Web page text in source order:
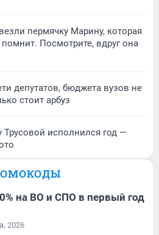
пермячку Марину, которая
Посмотрите, вдруг она
депутатов, бюджета вузов не
стоит арбуз
исполнился год —
на ВО и СПО в первый год
2026